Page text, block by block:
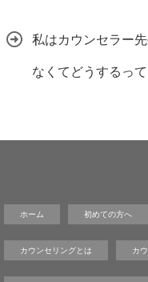
私はカウンセラー
なくてどうするっ
ホーム 初めての方へ
カウンセリングとは カ